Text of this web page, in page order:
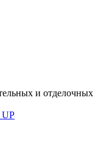
и отделочных
UP